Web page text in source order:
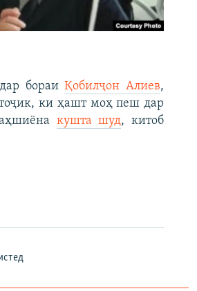
бораиҚобилҷон Алиев,
ки ҳашт моҳ пеш дар
кушта шуд, китоб